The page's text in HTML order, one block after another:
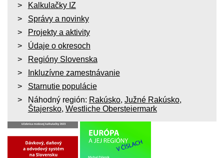
Kalkulačky IZ
Správy a novinky
Projekty a aktivity
Údaje o okresoch
Regióny Slovenska
Inkluzívne zamestnávanie
Starnutie populácie
Náhodný región: Rakúsko, Južné Rakúsko,
Štajersko, Westliche Obersteiermark